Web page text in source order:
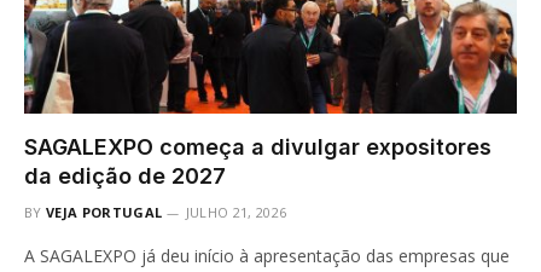
SAGALEXPO começa a divulgar expositores
da edição de 2027
BY VEJA PORTUGAL JULHO 21, 2026
A SAGALEXPO já deu início à apresentação das empresas que